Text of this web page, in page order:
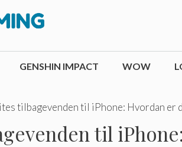
GENSHIN IMPACT WOW
tilbagevenden til iPhone: Hvordan er
til